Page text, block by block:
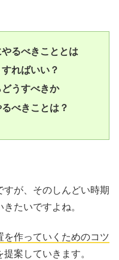
るべきこととは
ればいい？
うすべきか
べきことは？
が、そのしんどい時期
たいですよね。
を作っていくためのコツ
提案していきます。